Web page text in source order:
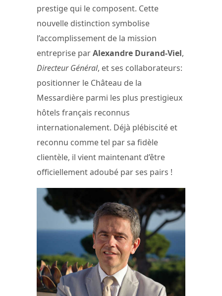
prestige qui le composent. Cette
nouvelle distinction symbolise
l’accomplissement de la mission
entreprise parAlexandre Durand-Viel,
Directeur Général, et ses collaborateurs:
positionner le Château de la
Messardière parmi les plus prestigieux
hôtels français reconnus
internationalement. Déjà plébiscité et
reconnu comme tel par sa fidèle
clientèle, il vient maintenant d’être
officiellement adoubé par ses pairs !